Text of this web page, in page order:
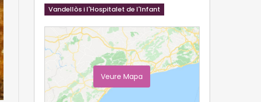
Vandellòs i l'Hospitalet de l'Infant
Veure Mapa